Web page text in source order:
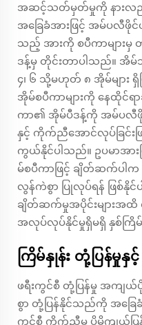
အဆင့်သတ်မှတ်မှုကို နားလည်
အခြေခံအားဖြင့် အမ်ပလီ
သည့် အားကို စပီကာများမှ
ဒန့်မှ တိုင်းတာပါသည်။ အိမ်
၄၊ ၆ သို့မဟုတ် ၈ အိုမ်များ ရှိ
အိုမ်စပီကာများကို နေထိုင်ရ
ကာ၏ အိုမ်ပီဒန့်ကို အမ်ပလီ
နှင့် ကိုက်ညီအောင်လုပ်ခြင်းဖ
ကွယ်နိုင်ပါသည်။ ဥပမာအာ
မ်စပီကာဖြင့် ချိတ်ဆက်ပါ
လွန်ကဲစွာ ပြုလုပ်ရန် ဖြစ်
ချိတ်ဆက်မှုအပိုင်းများအထိ
အလုပ်လုပ်နိုင်မှုရှိမရှိ နှစ်ကြိမ်
ကြိမ်နှုန်း တုံ့ပြန်
ဖရီးကွင်စီ တုံ့ပြန်မှု အကျ
စွာ တုံ့ပြန်နိုင်သည်ကို အခြေခံအ
ကွင်စီ ကိုက်ညီမှု ပိုမိုကျယ်ပြန့်